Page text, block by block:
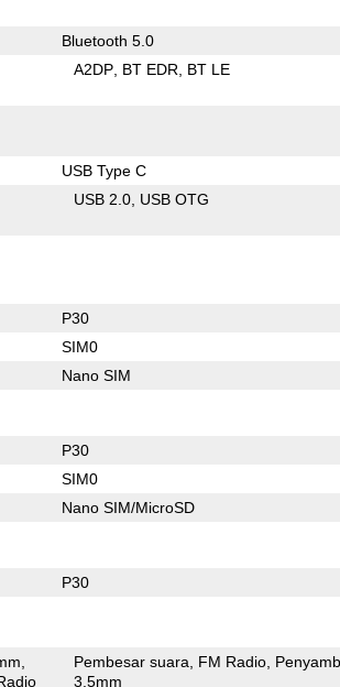
Bluetooth 5.0
A2DP BT EDR BT LE
USB Type C
USB 2.0 USB OTG
P30
SIM0
Nano SIM
P30
SIM0
Nano SIM/MicroSD
P30
Pembesar suara FM Radio
3.5mm